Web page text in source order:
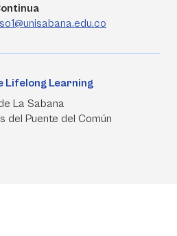
Lifelong Learning
La Sabana
del Puente del Común